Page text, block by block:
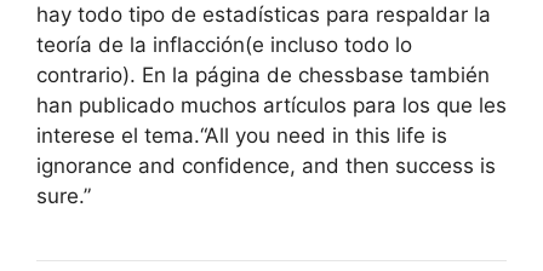
hay todo tipo de estadísticas para respaldar la
teoría de la inflacción(e incluso todo lo
contrario). En la página de chessbase también
han publicado muchos artículos para los que les
interese el tema.“All you need in this life is
ignorance and confidence, and then success is
sure.”